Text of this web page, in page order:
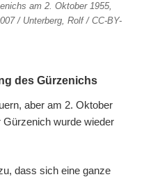
am 2. Oktober 1955,
/ Unterberg, Rolf / CC-BY-
des Gürzenichs
aber am 2. Oktober
wurde wieder
dass sich eine ganze